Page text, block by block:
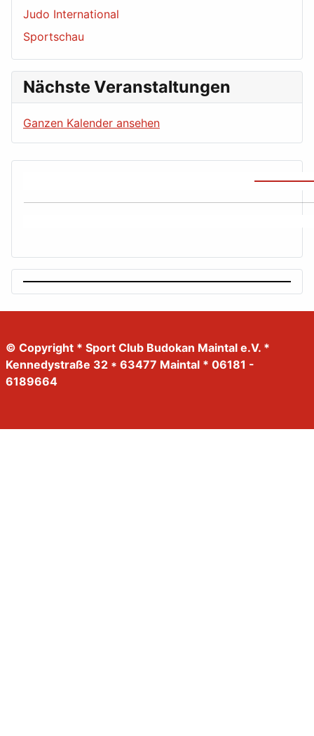
Judo International
Sportschau
Nächste Veranstaltungen
Ganzen Kalender ansehen
© Copyright * Sport Club Budokan Maintal e.V. *
Kennedystraße 32 * 63477 Maintal * 06181 -
6189664